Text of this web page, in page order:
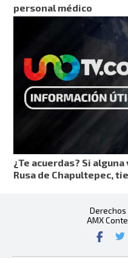
personal médico
¿Te acuerdas? Si
Rusa de Chapultepec,
AMX